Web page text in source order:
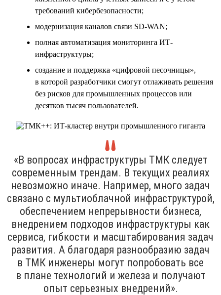
требований кибербезопасности;
модернизация каналов связи SD-WAN;
полная автоматизация мониторинга ИТ-
инфраструктуры;
создание и поддержка «цифровой песочницы»,
в которой разработчики смогут отлаживать решения
без рисков для промышленных процессов или
десятков тысяч пользователей.
«В вопросах инфраструктуры ТМК следует
современным трендам. В текущих реалиях
невозможно иначе. Например, много задач
связано с мультиоблачной инфраструктурой,
обеспечением непрерывности бизнеса,
внедрением подходов инфраструктуры как
сервиса, гибкости и масштабирования задач
развития. А благодаря разнообразию задач
в ТМК инженеры могут попробовать все
в плане технологий и железа и получают
опыт серьезных внедрений».